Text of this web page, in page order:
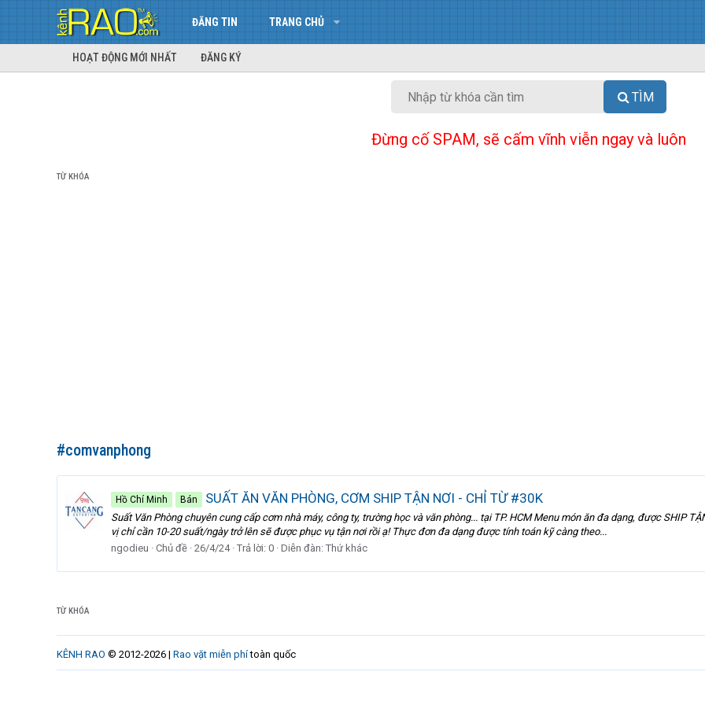
ĐĂNG TIN TRANG CHỦ
HOẠT ĐỘNG MỚI NHẤT ĐĂNG KÝ
TÌM
Đừng cố SPAM, sẽ cấm vĩnh viễn ngay và luôn
TỪ KHÓA
#comvanphong
Hồ Chí Minh Bán SUẤT ĂN VĂN PHÒNG, CƠM SHIP TẬN NƠI - CHỈ TỪ #30K
Suất Văn Phòng chuyên cung cấp cơm nhà máy, công ty, trường học và văn phòng... tại TP. HCM Menu món ăn đa dạng, được
vị chỉ cần 10-20 suất/ngày trở lên sẽ được phục vụ tận nơi rồi ạ! Thực đơn đa dạng được tính toán kỹ càng theo...
ngodieu
Chủ đề 26/4/24 Trả lời: 0 Diễn đàn: Thứ khác
TỪ KHÓA
KÊNH RAO © 2012-2026 | Rao vặt miễn phítoàn quốc